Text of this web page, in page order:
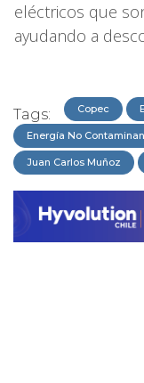
eléctricos que
ayudando a
Tags: Copec
Energía No
Juan Carlos Muñoz